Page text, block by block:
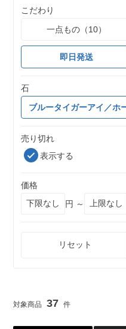
こだわり
一点もの（10）
即日発送
石
ブルータイガーアイ／ホ
売り切れ
表示する
価格
円 ～
リセット
37